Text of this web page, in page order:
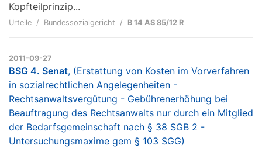
Kopfteilprinzip...
Urteile Bundessozialgericht B 14 AS 85/12 R
2011-09-27
BSG 4. Senat, (Erstattung von Kosten im Vorverfahren
in sozialrechtlichen Angelegenheiten -
Rechtsanwaltsvergütung - Gebührenerhöhung bei
Beauftragung des Rechtsanwalts nur durch ein Mitglied
der Bedarfsgemeinschaft nach § 38 SGB 2 -
Untersuchungsmaxime gem § 103 SGG)